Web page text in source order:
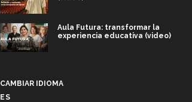
Aula Futura: transformar la
experiencia educativa (video)
CAMBIAR IDIOMA
ES